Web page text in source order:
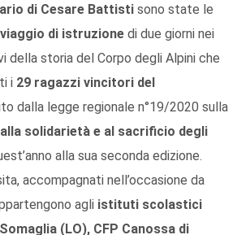
di Cesare Battisti sono state le
viaggio di istruzione di due giorni nei
della storia del Corpo degli Alpini che
i 29 ragazzi vincitori del
dalla legge regionale n°19/2020 sulla
solidarietà e al sacrificio degli
alla sua seconda edizione.
accompagnati nell’occasione da
agli istituti scolastici
(LO), CFP Canossa di